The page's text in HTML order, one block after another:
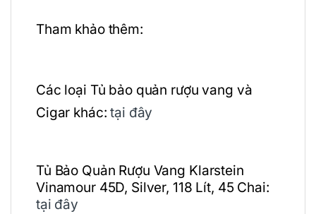
Tham khảo thêm:
Các loại Tủ bảo quản rượu vang và
Cigar khác:tại đây
Tủ Bảo Quản Rượu Vang Klarstein
Vinamour 45D, Silver, 118 Lít, 45 Chai:
tại đây